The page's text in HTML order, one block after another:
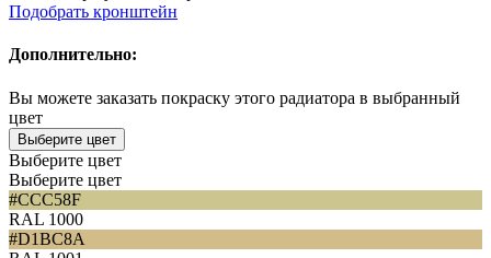
Подобрать кронштейн
Дополнительно:
Вы можете заказать покраску этого радиатора в выбранный
цвет
Выберите цвет
Выберите цвет
Выберите цвет
#CCC58F
RAL 1000
#D1BC8A